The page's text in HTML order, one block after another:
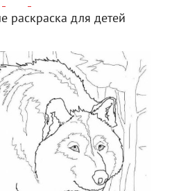
раскраска для детей